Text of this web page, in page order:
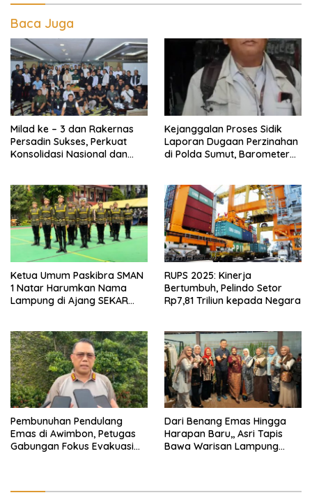
Baca Juga
Milad ke – 3 dan Rakernas
Persadin Sukses, Perkuat
Konsolidasi Nasional dan
Kejanggalan Proses Sidik
Laporan Dugaan Perzinahan
di Polda Sumut, Barometer
Ketua Umum Paskibra SMAN
1 Natar Harumkan Nama
Lampung di Ajang SEKAR
RUPS 2025: Kinerja
Bertumbuh, Pelindo Setor
Rp7,81 Triliun kepada Negara
Pembunuhan Pendulang
Emas di Awimbon, Petugas
Gabungan Fokus Evakuasi
Dari Benang Emas Hingga
Harapan Baru,, Asri Tapis
Bawa Warisan Lampung